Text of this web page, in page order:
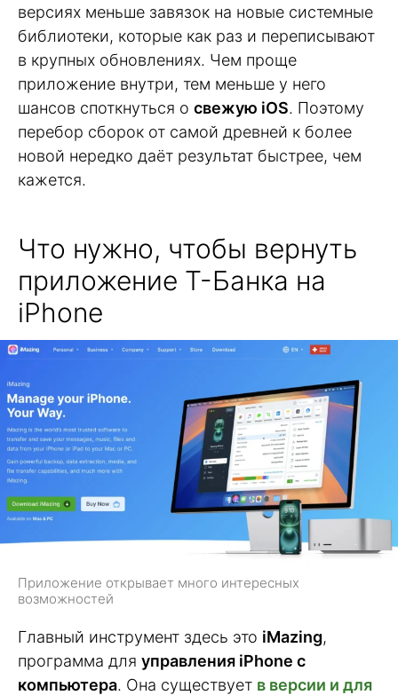
версиях меньше завязок на новые системные
библиотеки, которые как раз и переписывают
в крупных обновлениях. Чем проще
приложение внутри, тем меньше у него
шансов споткнуться о свежую iOS. Поэтому
перебор сборок от самой древней к более
новой нередко даёт результат быстрее, чем
кажется.
Что нужно, чтобы вернуть
приложение Т-Банка на
iPhone
Приложение открывает много интересных
возможностей
Главный инструмент здесь это iMazing,
программа для управления iPhone с
компьютера. Она существует в версии и для